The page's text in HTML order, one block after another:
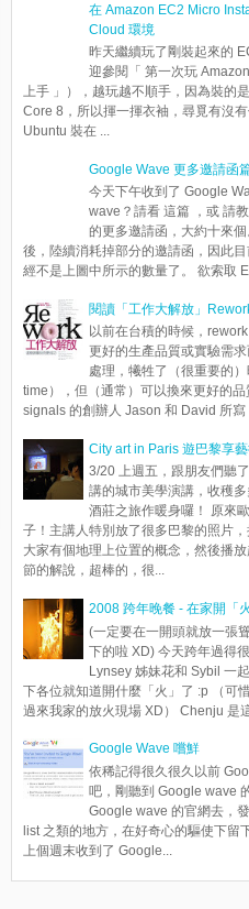
在 Amazon EC2 Micro
Cloud 環境
昨天繼續玩了剛裝起來的
迎參閱「 第一次玩
上手 」），越玩越不順手，因為裝的
Core 8，所以揮一揮衣袖，尋覓有沒
Ubuntu 裝在 ...
Google Wave 更多邀請函
今天下午收到了 Google
wave？請看 這篇 ，或 請
的更多邀請函，大約十來
後，陸續消耗掉部分的邀請函，因此
經不是上圖中所示的數量了。 欲索取
閱讀「工作大解放」
以前在台積的時候，
更好的生產品質或實驗需
處理，犧牲了（很重要的
time），但（通常）可以換來更好的
signals 的創辦人 Jason 和 David 所寫
City art in Paris 遊巴黎享
3/20 上週五，跟朋友們聽
講的城市美學演講，收穫
酒莊之旅作暖身囉！ 原來
子！主講人特別放了很多巴黎的照片
大家有個地理上位置的概念，然後播
節的解說，超棒的，很...
2008 跨年晚餐 - 在家開「火
(一定要在一開頭就放一張
下的啦 XD) 今天跨年過得
Lynsey 姊妹花和 Sybil 一
下各位就知道開什麼「火」了 :p （可
過來我家的放火現場 XD） Chenju 是
Google Wave 嚐鮮
依稀記得很久很久以前
吧，剛聽到 Google wave
Google wave 的官網去，
list 之類的地方，在好奇心的驅使下留
上個週末收到了 Google...